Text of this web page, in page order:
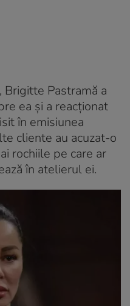
Brigitte Pastramă a
ea și a reacționat
în emisiunea
cliente au acuzat-o
rochiile pe care ar
în atelierul ei.